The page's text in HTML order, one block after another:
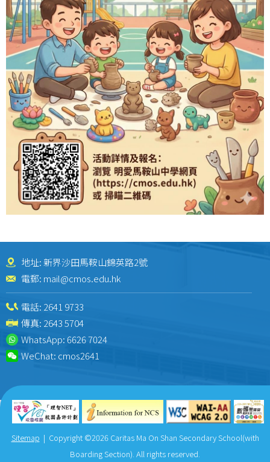
地址: 新界沙田馬鞍山錦英路2號
電郵: mail@cmos.edu.hk
電話: 2641 9733
傳真: 2643 5704
WhatsApp:6626 7024
WeChat: cmos2641
Sitemap | Copyright ©2026 Caritas Ma On Shan Secondary School(with
Boarding Section). All rights reserved.